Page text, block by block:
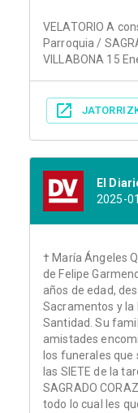
VELATORIO A
Parroquia /
VILLABONA 15
El
2025-
† María Ángeles
de Felipe
años de edad,
Sacramentos y la
Santidad. Su
amistades
los funerales que
las SIETE de la
SAGRADO
todo lo cual les